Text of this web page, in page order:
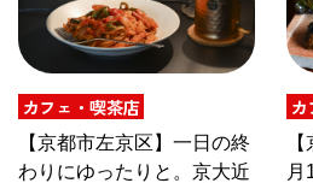
カフェ・喫茶店
【京都市左京区】一日の終
わりにゆったりと。京大近
月